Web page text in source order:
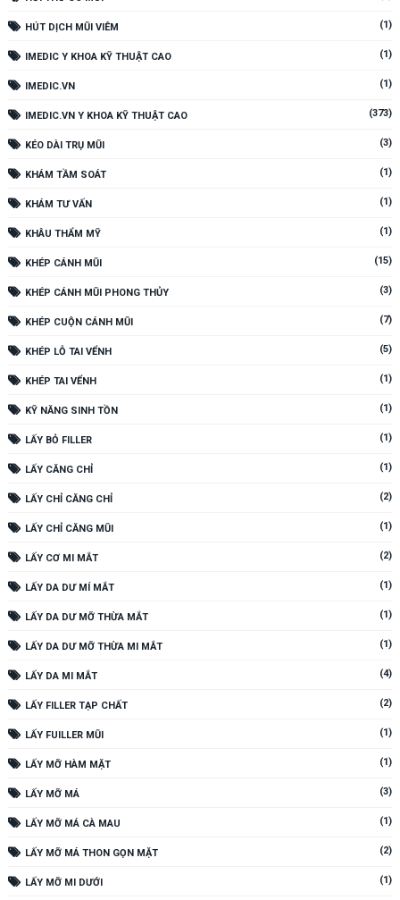
HÚT DỊCH MŨI VIÊM (1)
IMEDIC Y KHOA KỸ THUẬT CAO (1)
IMEDIC.VN (1)
IMEDIC.VN Y KHOA KỸ THUẬT CAO (373)
KÉO DÀI TRỤ MŨI (3)
KHÁM TẦM SOÁT (1)
KHÁM TƯ VẤN (1)
KHÂU THẨM MỸ (1)
KHÉP CÁNH MŨI (15)
KHÉP CÁNH MŨI PHONG THỦY (3)
KHÉP CUỘN CÁNH MŨI (7)
KHÉP LỖ TAI VỂNH (5)
KHÉP TAI VỂNH (1)
KỸ NĂNG SINH TỒN (1)
LẤY BỎ FILLER (1)
LẤY CĂNG CHỈ (1)
LẤY CHỈ CĂNG CHỈ (2)
LẤY CHỈ CĂNG MŨI (1)
LẤY CƠ MI MẮT (2)
LẤY DA DƯ MÍ MẮT (1)
LẤY DA DƯ MỠ THỪA MẮT (1)
LẤY DA DƯ MỠ THỪA MI MẮT (1)
LẤY DA MI MẮT (4)
LẤY FILLER TẠP CHẤT (2)
LẤY FUILLER MŨI (1)
LẤY MỠ HÀM MẶT (1)
LẤY MỠ MÁ (3)
LẤY MỠ MÁ CÀ MAU (1)
LẤY MỠ MÁ THON GỌN MẶT (2)
LẤY MỠ MI DƯỚI (1)